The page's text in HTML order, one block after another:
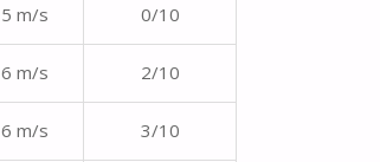
5 m/s 0/10
6 m/s 2/10
6 m/s 3/10